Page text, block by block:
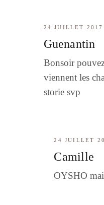
24 JUILLET 2017
Guenantin
Bonsoir
viennent les
storie svp
24 JUILLET
Camille
OYSHO